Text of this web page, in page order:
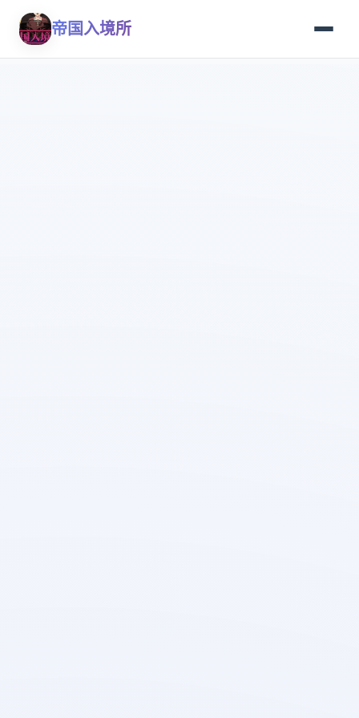
帝国入境所